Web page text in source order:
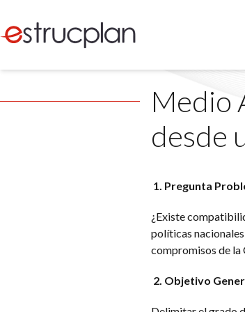
Medio
desde
1. Pregunta
¿Existe
políticas
compromisos de
2. Objetivo